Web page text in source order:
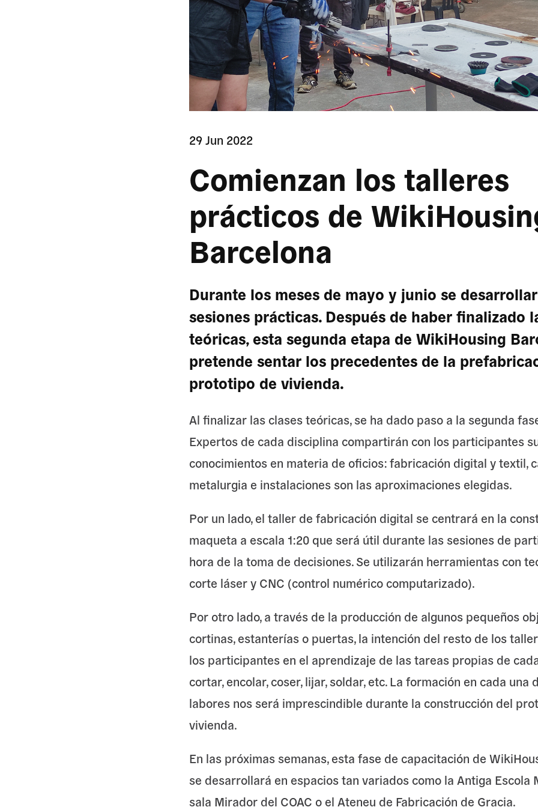
29 Jun 2022
Comienzan los talleres
prácticos de
Barcelona
Durante los meses de mayo y junio se
sesiones prácticas. Después de haber finalizado
teóricas, esta segunda etapa de WikiHousing
pretende sentar los precedentes de la
prototipo de vivienda.
Al finalizar las clases teóricas, se ha dado paso a la segunda
Expertos de cada disciplina compartirán con los participantes
conocimientos en materia de oficios: fabricación digital y textil,
metalurgia e instalaciones son las aproximaciones elegidas.
Por un lado, el taller de fabricación digital se centrará en la
maqueta a escala 1:20 que será útil durante las sesiones de
hora de la toma de decisiones. Se utilizarán herramientas con
corte láser y CNC (control numérico computarizado).
Por otro lado, a través de la producción de algunos pequeños
cortinas, estanterías o puertas, la intención del resto de los
los participantes en el aprendizaje de las tareas propias de
cortar, encolar, coser, lijar, soldar, etc. La formación en cada una
labores nos será imprescindible durante la construcción del
vivienda.
En las próximas semanas, esta fase de capacitación de
se desarrollará en espacios tan variados como la Antiga Escola
sala Mirador del COAC o el Ateneu de Fabricación de Gracia.